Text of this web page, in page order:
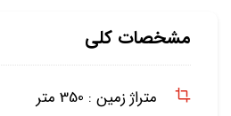
مشخصات کلی
متراژ زمین : 350 متر